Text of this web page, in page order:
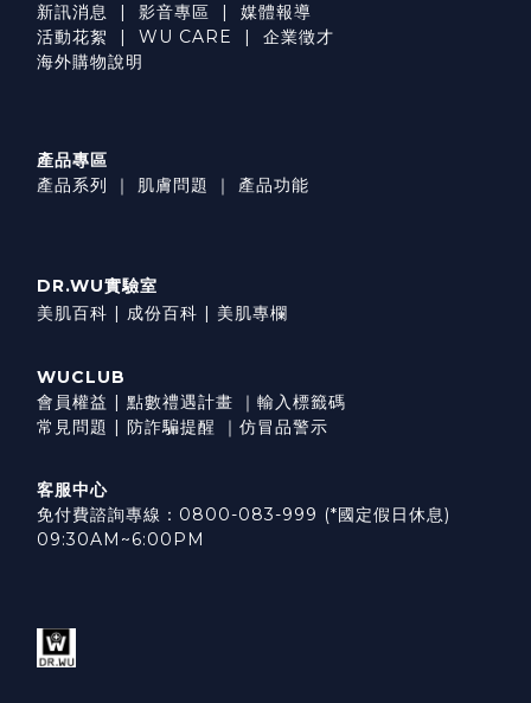
新訊消息
影音專區
媒體報導
活動花絮
WU CARE
企業徵才
海外購物說明
產品專區
產品系列
｜ 肌膚問題 ｜ 產品功能
DR.WU實驗室
美肌百科 |
成份百科 | 美肌專欄
WUCLUB
會員權益
點數禮遇計畫 ｜ 輸入標籤碼
常見問題
防詐騙提醒 ｜ 仿冒品警示
客服中心
免付費諮詢專線：0800-083-999 (*國定假日休息)
09:30AM~6:00PM